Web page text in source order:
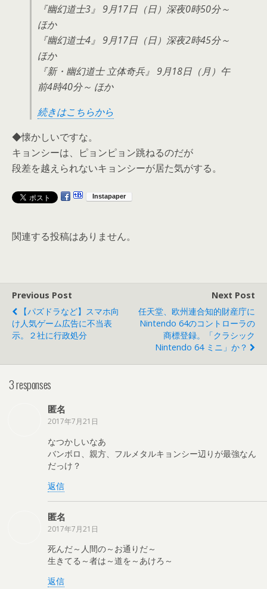
『幽幻道士3』 9月17日（日）深夜0時50分～
ほか
『幽幻道士4』 9月17日（日）深夜2時45分～
ほか
『新・幽幻道士 立体奇兵』 9月18日（月）午
前4時40分～ ほか
続きはこちらから
◆懐かしいですな。
キョンシーは、ピョンピョン跳ねるのだが
段差を越えられないキョンシーが居た気がする。
関連する投稿はありません。
Previous Post
【パズドラなど】スマホ向
け人気ゲーム広告に不当表
示。２社に行政処分
Next Post
任天堂、欧州連合知的財産庁に
Nintendo 64のコントローラの
商標登録。「クラシック
Nintendo 64 ミニ」か？
3 responses
匿名
2017年7月21日
なつかしいなあ
バンボロ、親方、フルメタルキョンシー辺りが最強なん
だっけ？
返信
匿名
2017年7月21日
死んだ～人間の～お通りだ～
生きてる～者は～道を～あけろ～
返信